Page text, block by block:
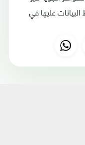
عليها في